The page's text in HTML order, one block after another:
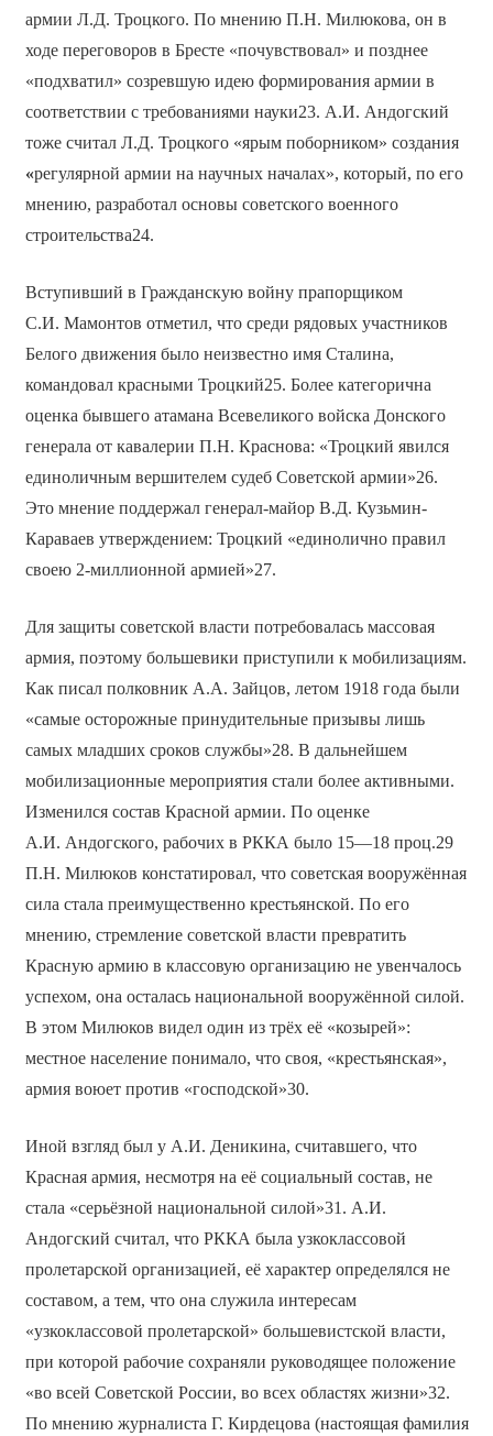
армии Л.Д. Троцкого. По мнению П.Н. Милюкова, он в
ходе переговоров в Бресте «почувствовал» и позднее
«подхватил» созревшую идею формирования армии в
соответствии с требованиями науки23. А.И. Андогский
тоже считал Л.Д. Троцкого «ярым поборником» создания
«регулярной армии на научных началах», который, по его
мнению, разработал основы советского военного
строительства24.
Вступивший в Гражданскую войну прапорщиком
С.И. Мамонтов отметил, что среди рядовых участников
Белого движения было неизвестно имя Сталина,
командовал красными Троцкий25. Более категорична
оценка бывшего атамана Всевеликого войска Донского
генерала от кавалерии П.Н. Краснова: «Троцкий явился
единоличным вершителем судеб Советской армии»26.
Это мнение поддержал генерал-майор В.Д. Кузьмин-
Караваев утверждением: Троцкий «единолично правил
своею 2-миллионной армией»27.
Для защиты советской власти потребовалась массовая
армия, поэтому большевики приступили к мобилизациям.
Как писал полковник А.А. Зайцов, летом 1918 года были
«самые осторожные принудительные призывы лишь
самых младших сроков службы»28. В дальнейшем
мобилизационные мероприятия стали более активными.
Изменился состав Красной армии. По оценке
А.И. Андогского, рабочих в РККА было 15—18 проц.29
П.Н. Милюков констатировал, что советская вооружённая
сила стала преимущественно крестьянской. По его
мнению, стремление советской власти превратить
Красную армию в классовую организацию не увенчалось
успехом, она осталась национальной вооружённой силой.
В этом Милюков видел один из трёх её «козырей»:
местное население понимало, что своя, «крестьянская»,
армия воюет против «господской»30.
Иной взгляд был у А.И. Деникина, считавшего, что
Красная армия, несмотря на её социальный состав, не
стала «серьёзной национальной силой»31. А.И.
Андогский считал, что РККА была узкоклассовой
пролетарской организацией, её характер определялся не
составом, а тем, что она служила интересам
«узкоклассовой пролетарской» большевистской власти,
при которой рабочие сохраняли руководящее положение
«во всей Советской России, во всех областях жизни»32.
По мнению журналиста Г. Кирдецова (настоящая фамилия